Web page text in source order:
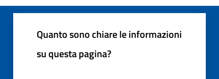
Quanto sono chiare le informazioni
su questa pagina?